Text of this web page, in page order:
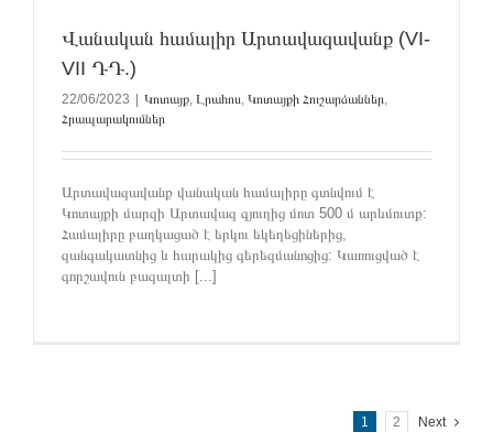
Վանական համալիր Արտավազավանք (VI-
VII ԴԴ.)
22/06/2023 Կոտայք, Լրահոս, Կոտայքի Հուշարձաններ,
Հրապարակումներ
Արտավազավանք վանական համալիրը գտնվում է
Կոտայքի մարզի Արտավազ գյուղից մոտ 500 մ արևմուտք:
Համալիրը բաղկացած է երկու եկեղեցիներից,
զանգակատնից և հարակից գերեզմանոցից: Կառուցված է
գորշավուն բազալտի [...]
1 2 Next